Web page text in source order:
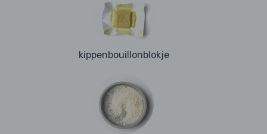
kippenbouillonblokje